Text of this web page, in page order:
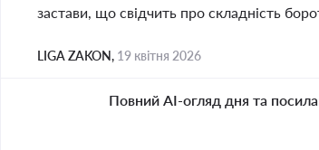
застави, що свідчить про складність
LIGA ZAKON, 19 квітня 2026
Повний AI-огляд дня та